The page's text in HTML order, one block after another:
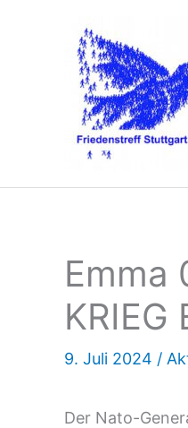
Emma
KRIEG
9. Juli 2024 /
Der Nato-